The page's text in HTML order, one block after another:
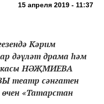
15 апреля 2019 - 11:37
Кәрим
дәүләт драма һәм
НӘҖМИЕВА
театр сәнгатен
өчен «Татарстан